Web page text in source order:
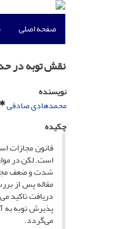
صفحه اصلی
نقش توبه در
نویسنده
محمدهادی صادقی
چکیده
است. لکن در
شدت و ضعف
مقاله پس از
دریافت تاکید
پذیرش توبه به
می‌گردد.